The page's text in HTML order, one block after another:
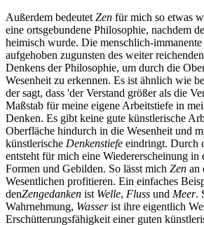
Außerdem bedeutet Zen für mich so etwas
eine ortsgebundene Philosophie, nachdem
heimisch wurde. Die menschlich-
aufgehoben zugunsten des weiter
Denkens der Philosophie, um durch die
Wesenheit zu erkennen. Es ist ähnlich wie
der sagt, dass 'der Verstand größer als die
Maßstab für meine eigene Arbeitstiefe in
Denken. Es gibt keine gute künstlerische
Oberfläche hindurch in die Wesenheit und
künstlerische Denkenstiefe eindringt. Durch
entsteht für mich eine Wiedererscheinung in
Formen und Gebilden. So lässt mich Zen an
Wesentlichen profitieren. Ein einfaches
denZengedanken ist Welle, Fluss und Meer.
Wahrnehmung, Wasserist ihre eigentlich
Erschütterungsfähigkeit einer guten